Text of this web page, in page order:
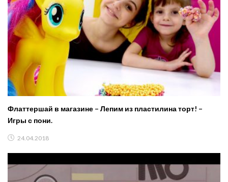
Флаттершай в магазине – Лепим из пластилина торт! –
Игры с пони.
24.04.2018